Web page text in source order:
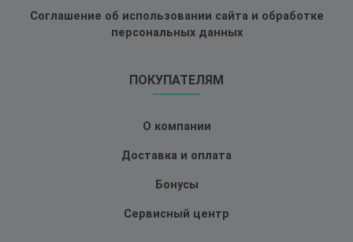
Соглашение об использовании сайта и обработке
персональных данных
ПОКУПАТЕЛЯМ
О компании
Доставка и оплата
Бонусы
Сервисный центр